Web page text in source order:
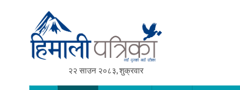
२२ साउन २०८३, शुक्रवार